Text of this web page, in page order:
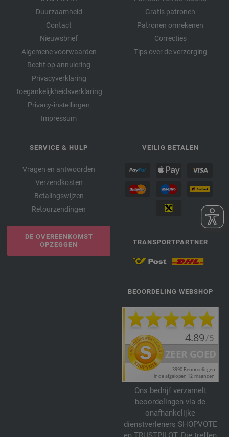
Duurzaamheid
Contact
Nieuwsbrief
Algemene voorwaarden
Recht op annulering
Privacyverklaring
Toegankelijkheidsverklaring
Privacy-instellingen
Impressum
Gratis patronen
Patronen omrekenen
Correcties
Tips over de verzorging
SERVICE & HULP
Vragen en antwoorden
Verzendkosten
Betalingswijzen
Retourzendingen
DE OVEREENKOMST
OPZEGGEN
VEILIG BETALEN
TRANSPORTPARTNER
BEOORDELING WEBSHOP
Ons bedrijf verzamelt
beoordelingen via de
onafhankelijke
dienstverleners SHOPVOTE